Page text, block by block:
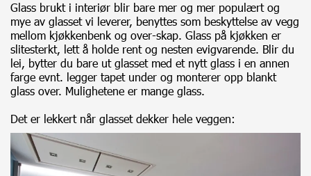
Glass brukt i interiør blir bare mer og mer populært og
mye av glasset vi leverer, benyttes som beskyttelse av vegg
mellom kjøkkenbenk og over-skap. Glass på kjøkken er
slitesterkt, lett å holde rent og nesten evigvarende. Blir du
lei, bytter du bare ut glasset med et nytt glass i en annen
farge evnt. legger tapet under og monterer opp blankt
glass over. Mulighetene er mange glass.
Det er lekkert når glasset dekker hele veggen: